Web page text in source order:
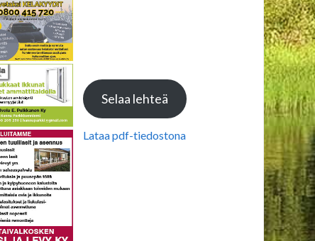
Selaa lehteä
Lataa pdf-tiedostona